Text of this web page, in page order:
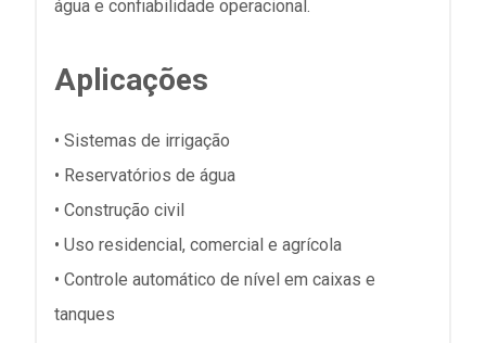
água e confiabilidade operacional.
Aplicações
• Sistemas de irrigação
• Reservatórios de água
• Construção civil
• Uso residencial, comercial e agrícola
• Controle automático de nível em caixas e
tanques